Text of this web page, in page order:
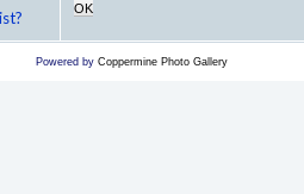
OK
Powered by Coppermine Photo Gallery